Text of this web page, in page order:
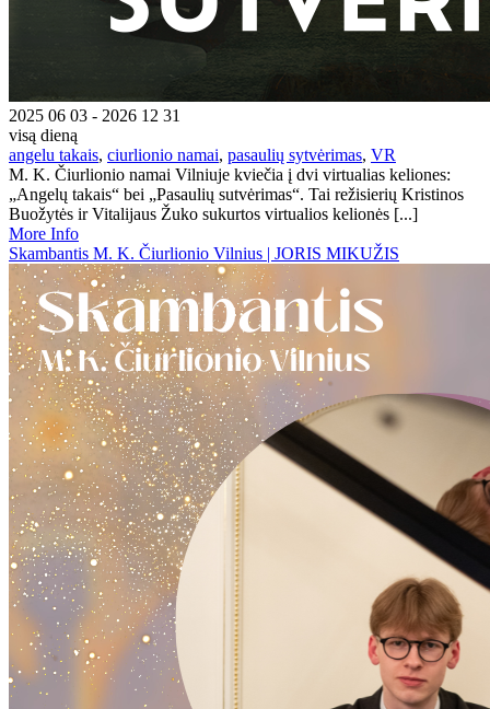
2025 06 03 - 2026 12 31
visą dieną
angelu takais, ciurlionio namai, pasaulių sytvėrimas, VR
M. K. Čiurlionio namai Vilniuje kviečia į dvi virtualias keliones:
„Angelų takais“ bei „Pasaulių sutvėrimas“. Tai režisierių Kristinos
Buožytės ir Vitalijaus Žuko sukurtos virtualios kelionės [...]
More Info
Skambantis M. K. Čiurlionio Vilnius | JORIS MIKUŽIS